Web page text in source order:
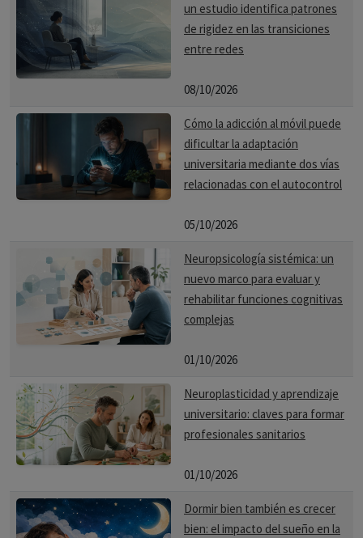
un estudio identifica patrones
de rigidez en las transiciones
entre redes
08/10/2026
Cómo la adicción al móvil puede
dificultar la adaptación
universitaria mediante dos vías
relacionadas con el autocontrol
05/10/2026
Neuropsicología sistémica: un
nuevo marco para evaluar y
rehabilitar funciones cognitivas
complejas
01/10/2026
Neuroplasticidad y aprendizaje
universitario: claves para formar
profesionales sanitarios
01/10/2026
Dormir bien también es crecer
bien: el impacto del sueño en la